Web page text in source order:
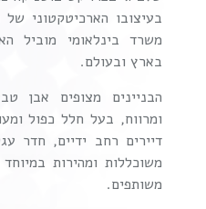
בעיצובו הארכיטקטוני
משרד בינלאומי מוביל
בארץ ובעולם.
הבניינים מצופים אבן
ומרווח, בעל חלל כפול
דיירים רחב ידיים, חדר
משוכללות ומהירות במיוחד
משותפים.